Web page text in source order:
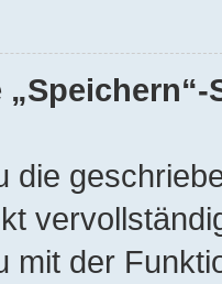
die
mit der